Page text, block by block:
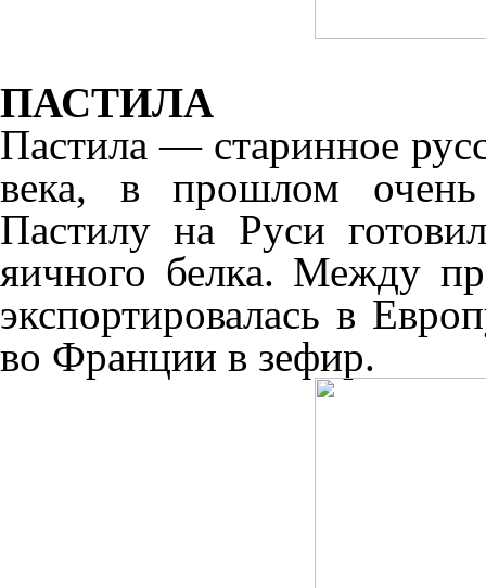
ПАСТИЛА
Пастила — старинное
века, в прошлом очень
Пастилу на Руси
яичного белка. Между
экспортировалась в
во Франции в зефир.